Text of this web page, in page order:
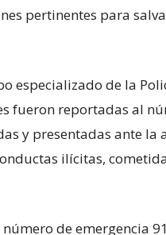
pertinentes para
especializado de la
fueron reportadas al
y presentadas ante la
ilícitas,
de emergencia